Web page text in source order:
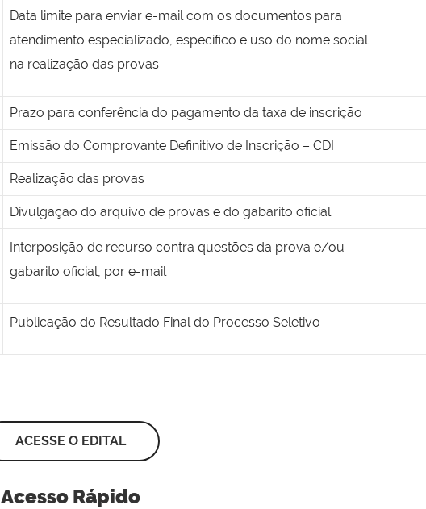
Data limite para enviar e-mail com os documentos para
atendimento especializado, específico e uso do nome social
na realização das provas
Prazo para conferência do pagamento da taxa de inscrição
Emissão do Comprovante Definitivo de Inscrição – CDI
Realização das provas
Divulgação do arquivo de provas e do gabarito oficial
Interposição de recurso contra questões da prova e/ou
gabarito oficial, por e-mail
Publicação do Resultado Final do Processo Seletivo
ACESSE O EDITAL
Acesso Rápido